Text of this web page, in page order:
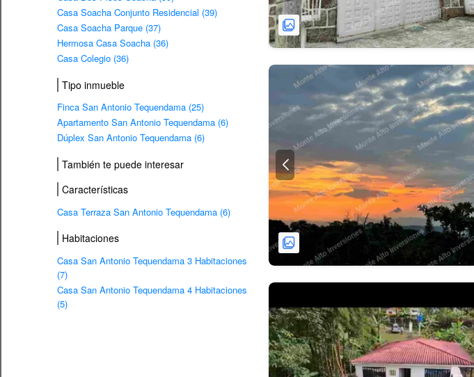
Casa Soacha Conjunto Residencial (39)
Casa Soacha Parque (37)
Hermosa Casa Soacha (36)
Casa Colegio (36)
Tipo inmueble
Finca San Antonio Tequendama (25)
Apartamento San Antonio Tequendama (6)
Dúplex San Antonio Tequendama (6)
También te puede interesar
Características
Casa Terraza San Antonio Tequendama (6)
Habitaciones
Casa San Antonio Tequendama 3 Habitaciones
(7)
Casa San Antonio Tequendama 4 Habitaciones
(5)